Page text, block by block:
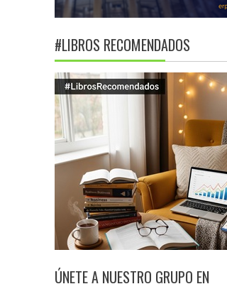
#LIBROS RECOMENDADOS
ÚNETE A NUESTRO GRUPO EN